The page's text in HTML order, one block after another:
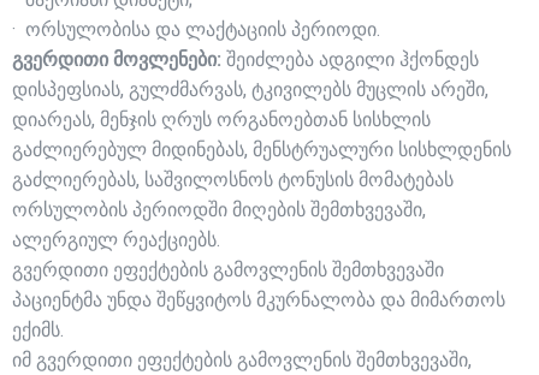
· ორსულობისა და ლაქტაციის პერიოდი.
გვერდითი მოვლენები: შეიძლება ადგილი ჰქონდეს
დისპეფსიას, გულძმარვას, ტკივილებს მუცლის არეში,
დიარეას, მენჯის ღრუს ორგანოებთან სისხლის
გაძლიერებულ მიდინებას, მენსტრუალური სისხლდენის
გაძლიერებას, საშვილოსნოს ტონუსის მომატებას
ორსულობის პერიოდში მიღების შემთხვევაში,
ალერგიულ რეაქციებს.
გვერდითი ეფექტების გამოვლენის შემთხვევაში
პაციენტმა უნდა შეწყვიტოს მკურნალობა და მიმართოს
ექიმს.
იმ გვერდითი ეფექტების გამოვლენის შემთხვევაში,